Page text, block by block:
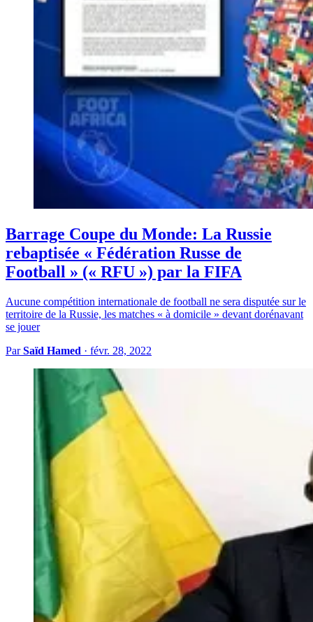
Barrage Coupe du Monde: La Russie
rebaptisée « Fédération Russe de
Football » (« RFU ») par la FIFA
Aucune compétition internationale de football ne sera disputée sur le
territoire de la Russie, les matches « à domicile » devant dorénavant
se jouer
ParSaïd Hamed · févr. 28, 2022